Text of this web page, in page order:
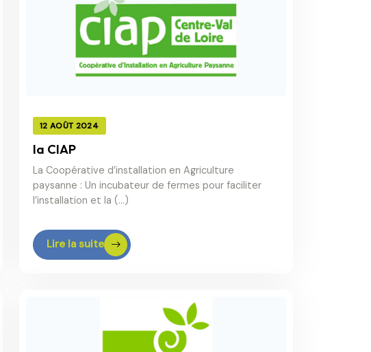
12 AOÛT 2024
la CIAP
La Coopérative d’installation en Agriculture
paysanne : Un incubateur de fermes pour faciliter
l’installation et la (…)
Lire la suite